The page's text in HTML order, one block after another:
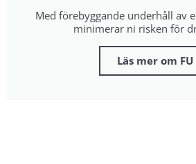
Med förebyggande underhåll av
minimerar ni risken för
Läs mer om FU